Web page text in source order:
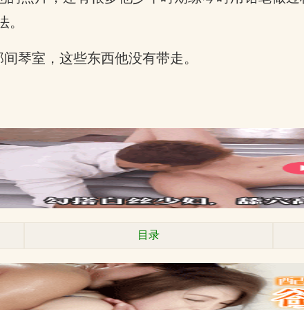
琴室，这些东西他没有带走。
目录